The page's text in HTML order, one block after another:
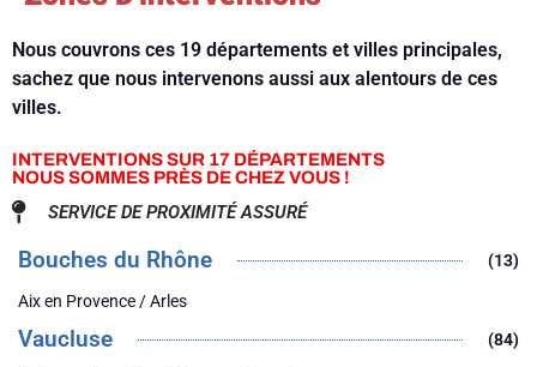
Nous couvrons ces 19 départements et villes principales,
sachez que nous intervenons aussi aux alentours de ces
villes.
INTERVENTIONS SUR 17 DÉPARTEMENTS
NOUS SOMMES PRÈS DE CHEZ VOUS !
SERVICE DE PROXIMITÉ ASSURÉ
Bouches du Rhône (13)
Aix en Provence / Arles
Vaucluse (84)